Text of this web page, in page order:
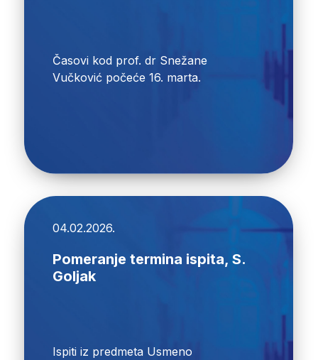
Časovi kod prof. dr Snežane
Vučković počeće 16. marta.
04.02.2026.
Pomeranje termina ispita, S.
Goljak
Ispiti iz predmeta Usmeno